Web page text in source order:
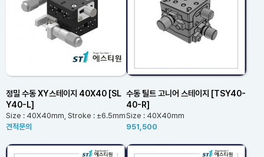
정밀 수동 XY스테이지 40X40 [SL
Y40-L]
Size : 40X40mm, Stroke : ±6.5mm
견적문의
수동 틸트 고니어 스테이지 [TSY40-
40-R]
Size : 40X40mm
951,500